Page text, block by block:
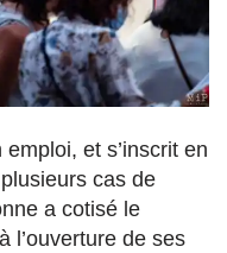
et s’inscrit en
cas de
a cotisé le
l’ouverture de ses